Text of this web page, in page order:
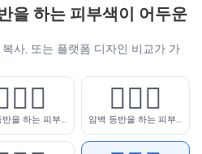
을 하는 피부색이 어두운
사, 또는 플랫폼 디자인 비교가 가
암벽 등반을 하는 피부색이 밝은 여자
🧗🏼‍♀️
암벽 등반을 하는 피부색이 약간 밝은 여자